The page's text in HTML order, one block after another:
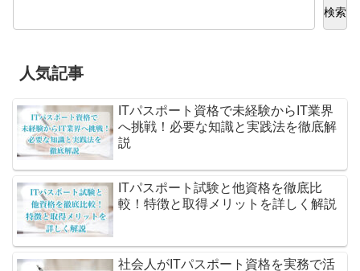
検索
人気記事
ITパスポート資格で未経験からIT業界
へ挑戦！必要な知識と実践法を徹底解
説
ITパスポート試験と他資格を徹底比
較！特徴と取得メリットを詳しく解説
社会人がITパスポート資格を実務で活